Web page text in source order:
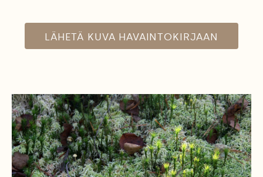
LÄHETÄ KUVA HAVAINTOKIRJAAN